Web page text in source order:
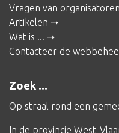
Vragen van organisatoren
Artikelen
Wat is ...
Contacteer de
Zoek ...
Op straal rond een
In de provincie West-